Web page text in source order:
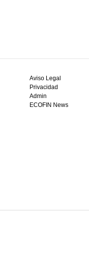
Aviso Legal
Privacidad
Admin
ECOFIN News